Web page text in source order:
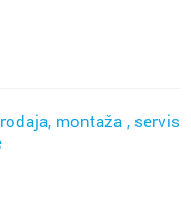
montaža , servis